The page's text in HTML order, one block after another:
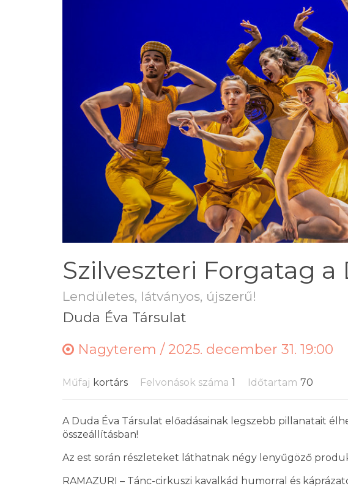
Szilveszteri Forgatag a
Lendületes, látványos, újszerű!
Duda Éva Társulat
Nagyterem / 2025. december 31. 19:00
Műfaj kortárs Felvonások száma 1 Időtartam 70
A Duda Éva Társulat előadásainak legszebb pillanatait
összeállításban!
Az est során részleteket láthatnak négy lenyűgöző
RAMAZURI – Tánc-cirkuszi kavalkád humorral és